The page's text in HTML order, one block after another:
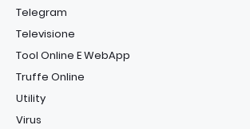
Telegram
Televisione
Tool Online E WebApp
Truffe Online
Utility
Virus